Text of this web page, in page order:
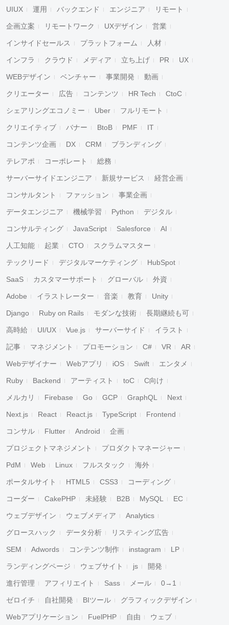
UIUX 運用 バックエンド エンジニア リモート
企画立案 リモートワーク UXデザイン 営業
インサイドセールス プラットフォーム 人材
インフラ クラウド メディア 立ち上げ PR UX
WEBデザイン ベンチャー 事業開発 動画
クリエーター 広告 コンテンツ HR Tech CtoC
シェアリングエコノミー Uber フルリモート
クリエイティブ バナー BtoB PMF IT
コンテンツ企画 DX CRM ブランディング
テレアポ コーポレート 総務
サーバーサイドエンジニア 新規サービス 経営企画
コンサルタント ファッション 事業企画
データエンジニア 機械学習 Python デジタル
コンサルティング JavaScript Salesforce AI
人工知能 起業 CTO スクラムマスター
テックリード デジタルマーケティング HubSpot
SaaS カスタマーサポート グローバル 外資
Adobe イラストレーター 音楽 教育 Unity
Django Ruby on Rails モダンな技術 長期継続も可
高時給 UI/UX Vue.js サーバーサイド イラスト
記事 マネジメント プロモーション C# VR AR
Webデザイナー Webアプリ iOS Swift エンタメ
Ruby Backend アーティスト toC C向け
メルカリ Firebase Go GCP GraphQL Next
Next.js React React.js TypeScript Frontend
コンサル Flutter Android 企画
プロジェクトマネジメント プロダクトマネージャー
PdM Web Linux フルスタック 海外
ポータルサイト HTML5 CSS3 コーディング
コーダー CakePHP 未経験 B2B MySQL EC
ウェブデザイン ウェブメディア Analytics
グロースハック データ分析 リスティング広告
SEM Adwords コンテンツ制作 instagram LP
ランディングページ ウェブサイト js 開発
進行管理 アフィリエイト Sass メール 0→1
ゼロイチ 自社開発 BIツール グラフィックデザイン
Webアプリケーション FuelPHP 自由 ウェブ